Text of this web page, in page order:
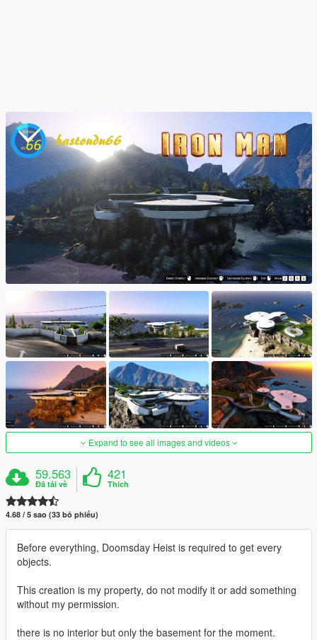
Expand to see all images and videos
59.563
Đã tải về
421
Thích
4.68 / 5 sao (33 bỏ phiếu)
Before everything, Doomsday Heist is required to get every
objects.
This creation is my property, do not modify it or add something
without my permission.
there is no interior but only the basement for the moment.